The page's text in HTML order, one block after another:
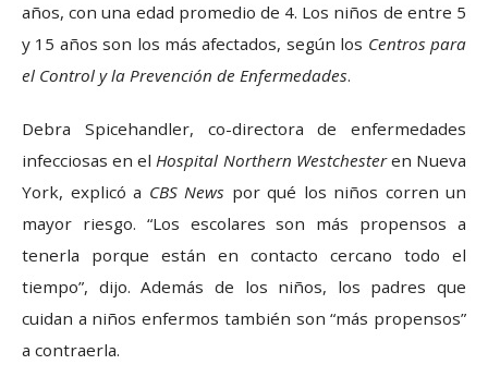
años, con una edad promedio de 4. Los niños de entre 5
y 15 años son los más afectados, según los Centros para
el Control y la Prevención de Enfermedades.
Debra Spicehandler, co-directora de enfermedades
infecciosas en elHospital Northern Westchesteren Nueva
York, explicó a CBS News por qué los niños corren un
mayor riesgo. “Los escolares son más propensos a
tenerla porque están en contacto cercano todo el
tiempo”, dijo. Además de los niños, los padres que
cuidan a niños enfermos también son “más propensos”
a contraerla.